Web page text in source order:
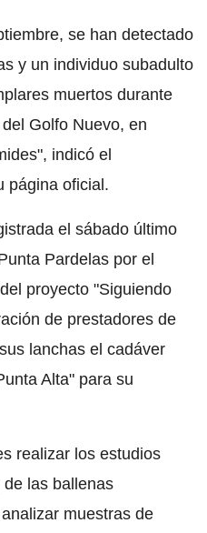
se han detectado
y un individuo subadulto
muertos durante
Golfo Nuevo, en
indicó el
página oficial.
el sábado último
Pardelas por el
proyecto "Siguiendo
de prestadores de
lanchas el cadáver
Alta" para su
realizar los estudios
las ballenas
muestras de